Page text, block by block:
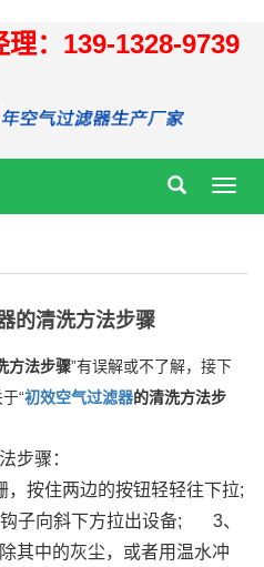
：139-1328-9739
的清洗方法步骤
方法步骤”有误解或不了解，接下
“初效空气过滤器的清洗方法步
步骤：
按住两边的按钮轻轻往下拉;
子向斜下方拉出设备;
3、
其中的灰尘，或者用温水冲